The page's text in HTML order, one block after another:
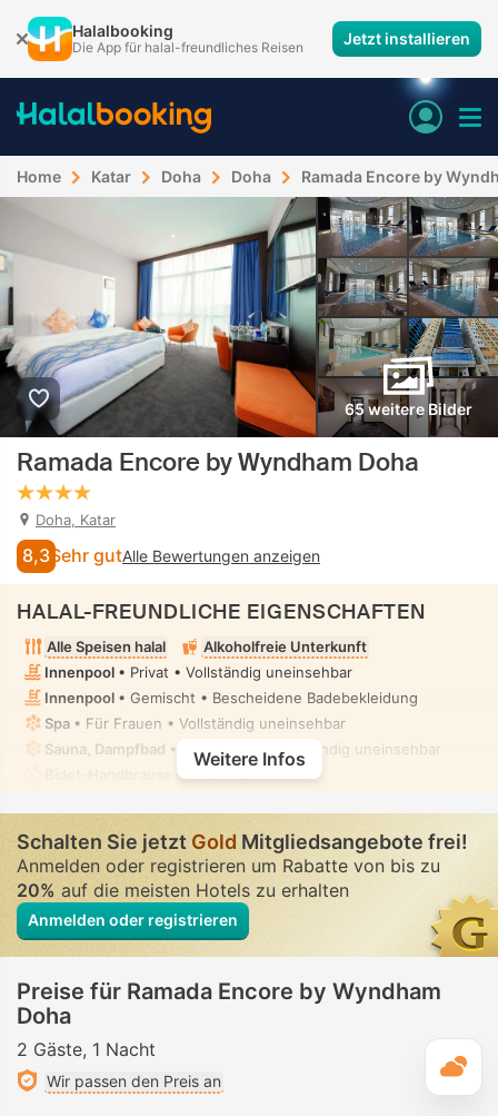
Halalbooking
Die App für halal-freundliches Reisen Jetzt installieren
Home Katar Doha Doha Ramada Encore by
65 weitere Bilder
Ramada Encore by Wyndham Doha
Doha, Katar
8,3 Sehr gutAlle Bewertungen anzeigen
HALAL-FREUNDLICHE EIGENSCHAFTEN
Alle Speisen halal
Alkoholfreie Unterkunft
Innenpool • Privat • Vollständig uneinsehbar
Innenpool • Gemischt • Bescheidene Badebekleidung
Spa • Für Frauen • Vollständig uneinsehbar
Sauna, Dampfbad • Für Frauen • Vollständig uneinsehbar
• In allen Zimmern
Weitere Infos
Schalten Sie jetztGold Mitgliedsangebote frei!
Anmelden oder registrieren um Rabatte von bis zu
20%auf die meisten Hotels zu erhalten
Anmelden oder registrieren
Preise für Ramada Encore by Wyndham
Doha
2 Gäste 1 Nacht
Wir passen den Preis an